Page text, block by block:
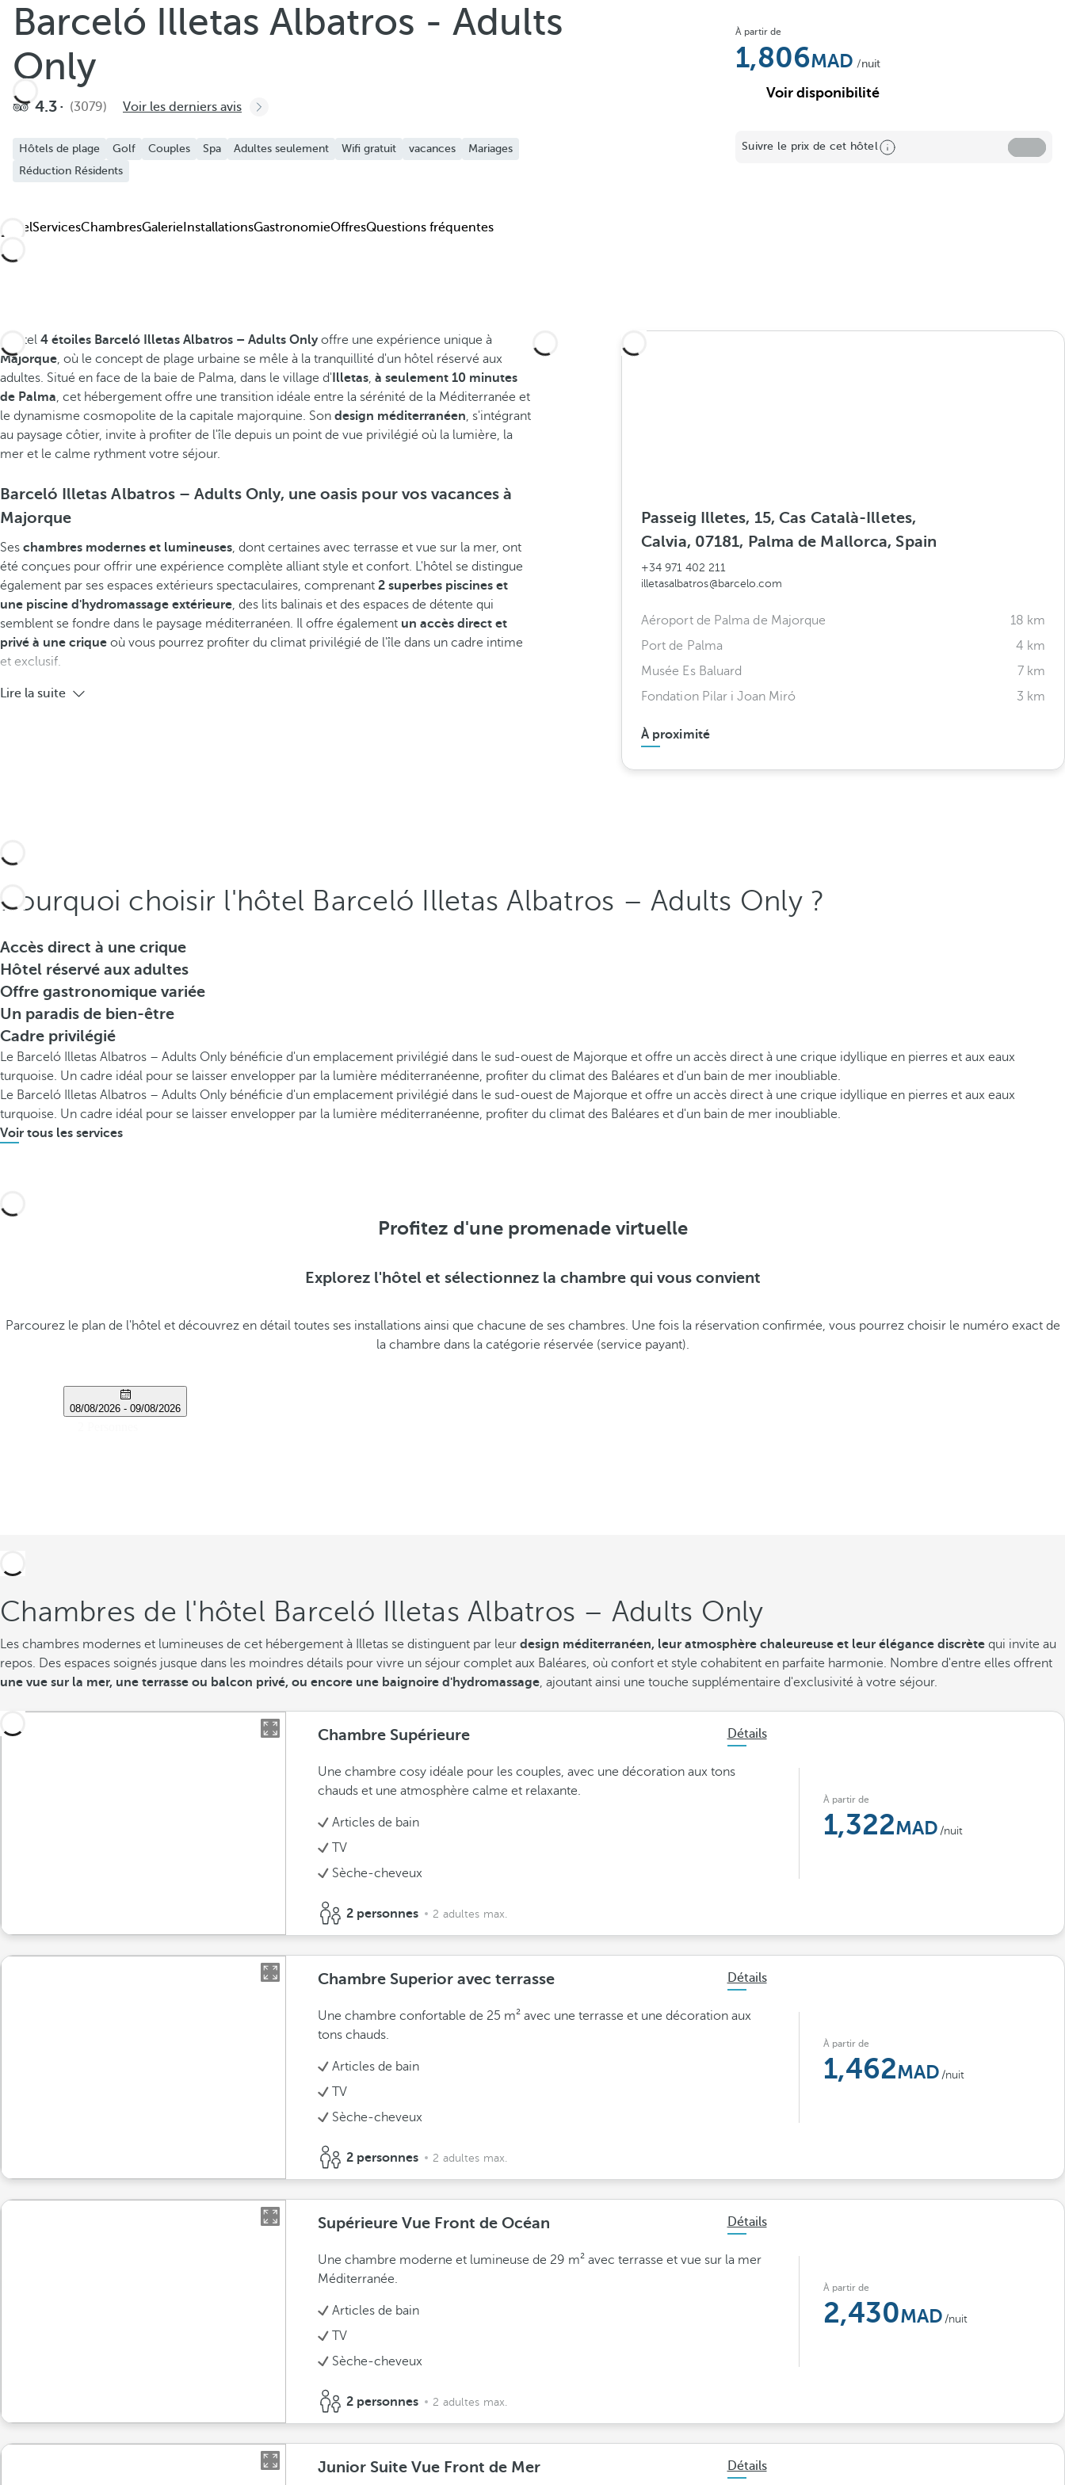
Ajouter aux favoris
À partir de
1,806 /nuit
Voir disponibilité
Suivre le prix de cet hôtel
Barceló Illetas Albatros - Adults
Only
4.3 (3079) Voir les derniers avis
Hôtels de plage Golf Couples Spa Adultes seulement Wifi gratuit vacances
Mariages
Réduction Résidents
HôtelServicesChambresGalerie InstallationsGastronomieOffresQuestions fréquentes
L'hôtel 4 étoiles Barceló Illetas Albatros – Adults Onlyoffre une expérience unique à
Majorque, où le concept de plage urbaine se mêle à la tranquillité d'un hôtel réservé aux
adultes. Situé en face de la baie de Palma, dans le village d' Illetas, à seulement 10 minutes
de Palma, cet hébergement offre une transition idéale entre la sérénité de la Méditerranée et
le dynamisme cosmopolite de la capitale majorquine. Son design méditerranéen, s'intégrant
au paysage côtier, invite à profiter de l'île depuis un point de vue privilégié où la lumière, la
mer et le calme rythment votre séjour.
Barceló Illetas Albatros – Adults Only, une oasis pour vos vacances à
Majorque
Ses chambres modernes et lumineuses, dont certaines avec terrasse et vue sur la mer, ont
été conçues pour offrir une expérience complète alliant style et confort. L'hôtel se distingue
également par ses espaces extérieurs spectaculaires, comprenant 2 superbes piscines et
une piscine d'hydromassage extérieure, des lits balinais et des espaces de détente qui
semblent se fondre dans le paysage méditerranéen. Il offre également un accès direct et
privé à une crique où vous pourrez profiter du climat privilégié de l'île dans un cadre intime
et exclusif.
Lire la suite
Passeig Illetes, 15, Cas Català-Illetes,
Calvia, 07181, Palma de Mallorca, Spain
+34 971 402 211
illetasalbatros@barcelo.com
Aéroport de Palma de Majorque
18 km
Port de Palma
4 km
Musée Es Baluard
7 km
Fondation Pilar i Joan Miró
3 km
À proximité
Pourquoi choisir l'hôtel Barceló Illetas Albatros – Adults Only ?
Accès direct à une crique
Hôtel réservé aux adultes
Offre gastronomique variée
Un paradis de bien-être
Cadre privilégié
Le Barceló Illetas Albatros – Adults Only bénéficie d'un emplacement privilégié dans le sud-ouest de Majorque et offre un accès direct à une crique idyllique en pierres et aux eaux
turquoise. Un cadre idéal pour se laisser envelopper par la lumière méditerranéenne, profiter du climat des Baléares et d'un bain de mer inoubliable.
Le Barceló Illetas Albatros – Adults Only bénéficie d'un emplacement privilégié dans le sud-ouest de Majorque et offre un accès direct à une crique idyllique en pierres et aux eaux
turquoise. Un cadre idéal pour se laisser envelopper par la lumière méditerranéenne, profiter du climat des Baléares et d'un bain de mer inoubliable.
Voir tous les services
Profitez d'une promenade virtuelle
Explorez l'hôtel et sélectionnez la chambre qui vous convient
Parcourez le plan de l'hôtel et découvrez en détail toutes ses installations ainsi que chacune de ses chambres. Une fois la réservation confirmée, vous pourrez choisir le numéro exact de
la chambre dans la catégorie réservée (service payant).
Chambres de l'hôtel Barceló Illetas Albatros – Adults Only
Les chambres modernes et lumineuses de cet hébergement à Illetas se distinguent par leur design méditerranéen, leur atmosphère chaleureuse et leur élégance discrète qui invite au
repos. Des espaces soignés jusque dans les moindres détails pour vivre un séjour complet aux Baléares, où confort et style cohabitent en parfaite harmonie. Nombre d'entre elles offrent
une vue sur la mer, une terrasse ou balcon privé, ou encore une baignoire d'hydromassage, ajoutant ainsi une touche supplémentaire d'exclusivité à votre séjour.
Chambre Supérieure Détails
Une chambre cosy idéale pour les couples, avec une décoration aux tons
chauds et une atmosphère calme et relaxante.
Articles de bain
TV
Sèche-cheveux
2 personnes 2 adultes max.
À partir de
1,322 /nuit
Chambre Superior avec terrasse Détails
Une chambre confortable de 25 m² avec une terrasse et une décoration aux
tons chauds.
Articles de bain
TV
Sèche-cheveux
2 personnes 2 adultes max.
À partir de
1,462 /nuit
Supérieure Vue Front de Océan Détails
Une chambre moderne et lumineuse de 29 m² avec terrasse et vue sur la mer
Méditerranée.
Articles de bain
TV
Sèche-cheveux
2 personnes 2 adultes max.
À partir de
2,430 /nuit
Junior Suite Vue Front de Mer Détails